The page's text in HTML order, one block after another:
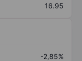
16.95
-2,85%